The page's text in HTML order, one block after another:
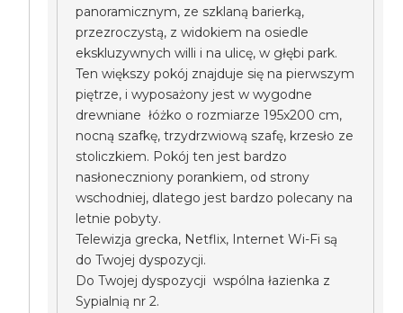
panoramicznym, ze szklaną barierką,
przezroczystą, z widokiem na osiedle
ekskluzywnych willi i na ulicę, w głębi park.
Ten większy pokój znajduje się na pierwszym
piętrze, i wyposażony jest w wygodne
drewniane łóżko o rozmiarze 195x200 cm,
nocną szafkę, trzydrzwiową szafę, krzesło ze
stoliczkiem. Pokój ten jest bardzo
nasłoneczniony porankiem, od strony
wschodniej, dlatego jest bardzo polecany na
letnie pobyty.
Telewizja grecka, Netflix, Internet Wi-Fi są
do Twojej dyspozycji.
Do Twojej dyspozycji wspólna łazienka z
Sypialnią nr 2.